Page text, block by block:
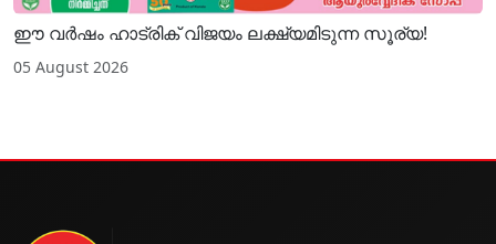
ഈ വർഷം ഹാട്രിക് വിജയം ലക്ഷ്യമിടുന്ന സൂര്യ!
05 August 2026